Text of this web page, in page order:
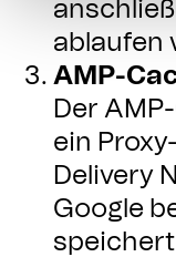
ablaufen
AMP-
Der
ein
Delivery
Google
speichert